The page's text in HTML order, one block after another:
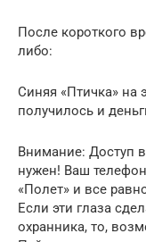
После короткого
либо:
Синяя «Птичка» на
получилось и
Внимание: Доступ
нужен! Ваш
«Полет» и все
Если эти глаза
охранника, то,